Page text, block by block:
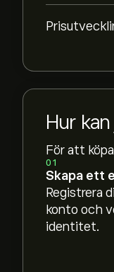
Hur
För att
01
Skapa ett
Registrera
konto och
identitet.